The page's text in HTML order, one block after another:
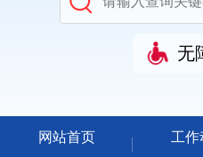
无
网站首页 工作